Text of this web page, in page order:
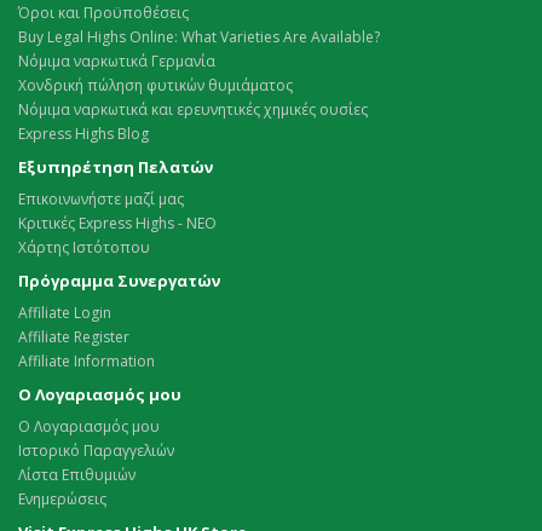
Όροι και Προϋποθέσεις
Buy Legal Highs Online: What Varieties Are Available?
Νόμιμα ναρκωτικά Γερμανία
Χονδρική πώληση φυτικών θυμιάματος
Νόμιμα ναρκωτικά και ερευνητικές χημικές ουσίες
Express Highs Blog
Εξυπηρέτηση Πελατών
Επικοινωνήστε μαζί μας
Κριτικές Express Highs - ΝΕΟ
Χάρτης Ιστότοπου
Πρόγραμμα Συνεργατών
Affiliate Login
Affiliate Register
Affiliate Information
Ο Λογαριασμός μου
Ο Λογαριασμός μου
Ιστορικό Παραγγελιών
Λίστα Επιθυμιών
Ενημερώσεις